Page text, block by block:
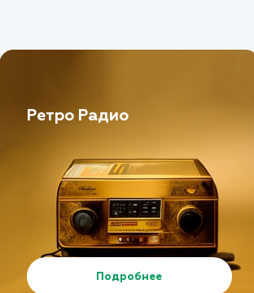
Ретро Радио
Подробнее